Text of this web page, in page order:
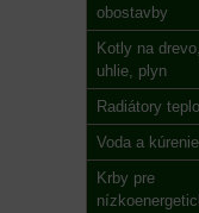
obostavby
Kotly na
uhlie, plyn
Radiátory
Voda a kúrenie
Krby pre